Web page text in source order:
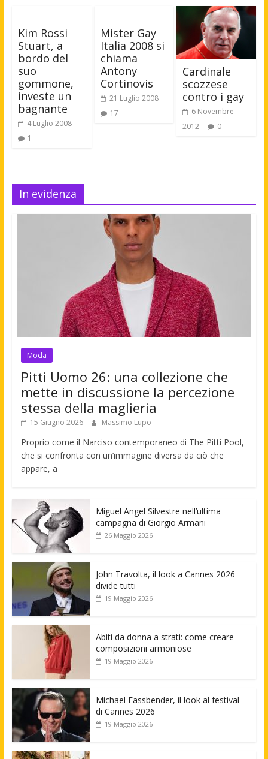
Kim Rossi
Stuart, a
bordo del
suo
gommone,
investe un
bagnante
4 Luglio 2008
1
Mister Gay
Italia 2008 si
chiama
Antony
Cortinovis
21 Luglio 2008
17
Cardinale
scozzese
contro i gay
6 Novembre
2012
0
In evidenza
Moda
Pitti Uomo 26: una collezione che
mette in discussione la percezione
stessa della maglieria
15 Giugno 2026 Massimo Lupo
Proprio come il Narciso contemporaneo di The Pitti Pool,
che si confronta con un’immagine diversa da ciò che
appare, a
Miguel Angel Silvestre nell’ultima
campagna di Giorgio Armani
26 Maggio 2026
John Travolta, il look a Cannes 2026
divide tutti
19 Maggio 2026
Abiti da donna a strati: come creare
composizioni armoniose
19 Maggio 2026
Michael Fassbender, il look al festival
di Cannes 2026
19 Maggio 2026